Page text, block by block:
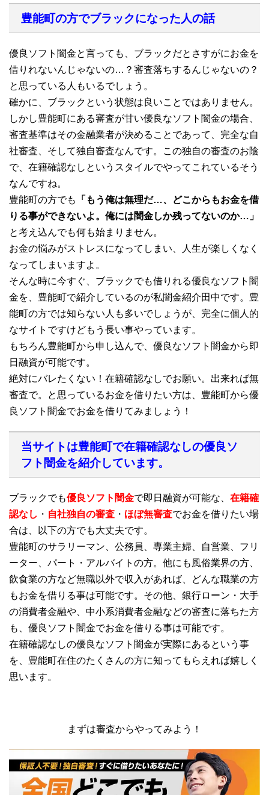
豊能町の方でブラックになった人の話
優良ソフト闇金と言っても、ブラックだとさすがにお金を
借りれないんじゃないの…？審査落ちするんじゃないの？
と思っている人もいるでしょう。
確かに、ブラックという状態は良いことではありません。
しかし豊能町にある審査が甘い優良なソフト闇金の場合、
審査基準はその金融業者が決めることであって、完全な自
社審査、そして独自審査なんです。この独自の審査のお陰
で、在籍確認なしというスタイルでやってこれているそう
なんですね。
豊能町の方でも
「もう俺は無理だ…、どこからもお金を借
りる事ができないよ。俺には闇金しか残ってないのか…」
と考え込んでも何も始まりません。
お金の悩みがストレスになってしまい、人生が楽しくなく
なってしまいますよ。
そんな時に今すぐ、ブラックでも借りれる優良なソフト闇
金を、豊能町で紹介しているのが私闇金紹介田中です。豊
能町の方では知らない人も多いでしょうが、完全に個人的
なサイトですけどもう長い事やっています。
もちろん豊能町から申し込んで、優良なソフト闇金から即
日融資が可能です。
絶対にバレたくない！在籍確認なしでお願い。出来れば無
審査で。と思っているお金を借りたい方は、豊能町から優
良ソフト闇金でお金を借りてみましょう！
当サイトは豊能町で在籍確認なしの優良ソ
フト闇金を紹介しています。
ブラックでも優良ソフト闇金で即日融資が可能な、 在籍確
認なし ・ 自社独自の審査 ・ ほぼ無審査でお金を借りたい場
合は、以下の方でも大丈夫です。
豊能町のサラリーマン、公務員、専業主婦、自営業、フリ
ーター、パート・アルバイトの方。他にも風俗業界の方、
飲食業の方など無職以外で収入があれば、どんな職業の方
もお金を借りる事は可能です。その他、銀行ローン・大手
の消費者金融や、中小系消費者金融などの審査に落ちた方
も、優良ソフト闇金でお金を借りる事は可能です。
在籍確認なしの優良なソフト闇金が実際にあるという事
を、豊能町在住のたくさんの方に知ってもらえれば嬉しく
思います。
まずは審査からやってみよう！